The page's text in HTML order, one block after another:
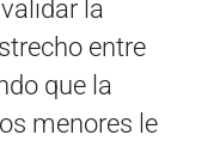
la
entre
que la
menores le